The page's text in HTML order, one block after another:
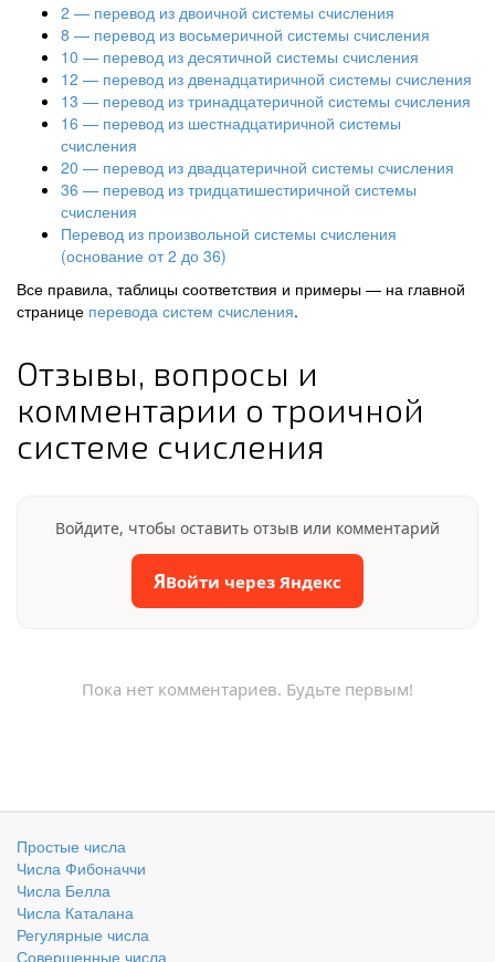
2 — перевод из двоичной системы счисления
8 — перевод из восьмеричной системы счисления
10 — перевод из десятичной системы счисления
12 — перевод из двенадцатиричной системы счисления
13 — перевод из тринадцатеричной системы счисления
16 — перевод из шестнадцатиричной системы
счисления
20 — перевод из двадцатеричной системы счисления
36 — перевод из тридцатишестиричной системы
счисления
Перевод из произвольной системы счисления
(основание от 2 до 36)
Все правила, таблицы соответствия и примеры — на главной
странице перевода систем счисления.
Отзывы, вопросы и
комментарии о троичной
системе счисления
Войдите, чтобы оставить отзыв или комментарий
ЯВойти через Яндекс
Пока нет комментариев. Будьте первым!
Простые числа
Числа Фибоначчи
Числа Белла
Числа Каталана
Регулярные числа
Совершенные числа